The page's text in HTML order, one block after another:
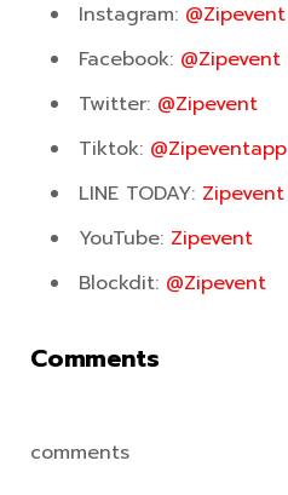
Instagram: @Zipevent
Facebook: @Zipevent
Twitter: @Zipevent
Tiktok: @Zipeventapp
LINE TODAY: Zipevent
YouTube: Zipevent
Blockdit: @Zipevent
Comments
comments